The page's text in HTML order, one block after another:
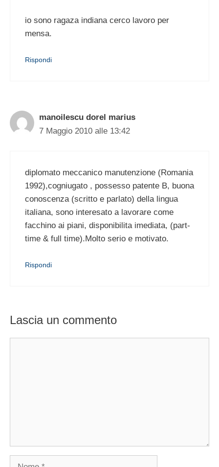
io sono ragaza indiana cerco lavoro per
mensa.
Rispondi
manoilescu dorel marius
7 Maggio 2010 alle 13:42
diplomato meccanico manutenzione (Romania
1992),cogniugato , possesso patente B, buona
conoscenza (scritto e parlato) della lingua
italiana, sono interesato a lavorare come
facchino ai piani, disponibilita imediata, (part-
time & full time).Molto serio e motivato.
Rispondi
Lascia un commento
Nome